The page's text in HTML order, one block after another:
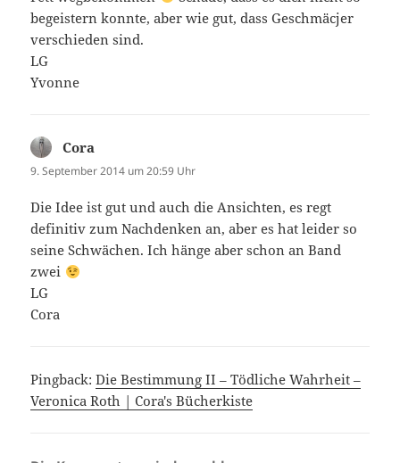
begeistern konnte, aber wie gut, dass Geschmäcjer
verschieden sind.
LG
Yvonne
Cora
9. September 2014 um 20:59 Uhr
Die Idee ist gut und auch die Ansichten, es regt
definitiv zum Nachdenken an, aber es hat leider so
seine Schwächen. Ich hänge aber schon an Band
zwei
LG
Cora
Pingback:Die Bestimmung II – Tödliche Wahrheit –
Veronica Roth | Cora's Bücherkiste